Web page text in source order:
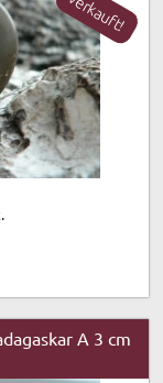
verkauft!
A 3 cm